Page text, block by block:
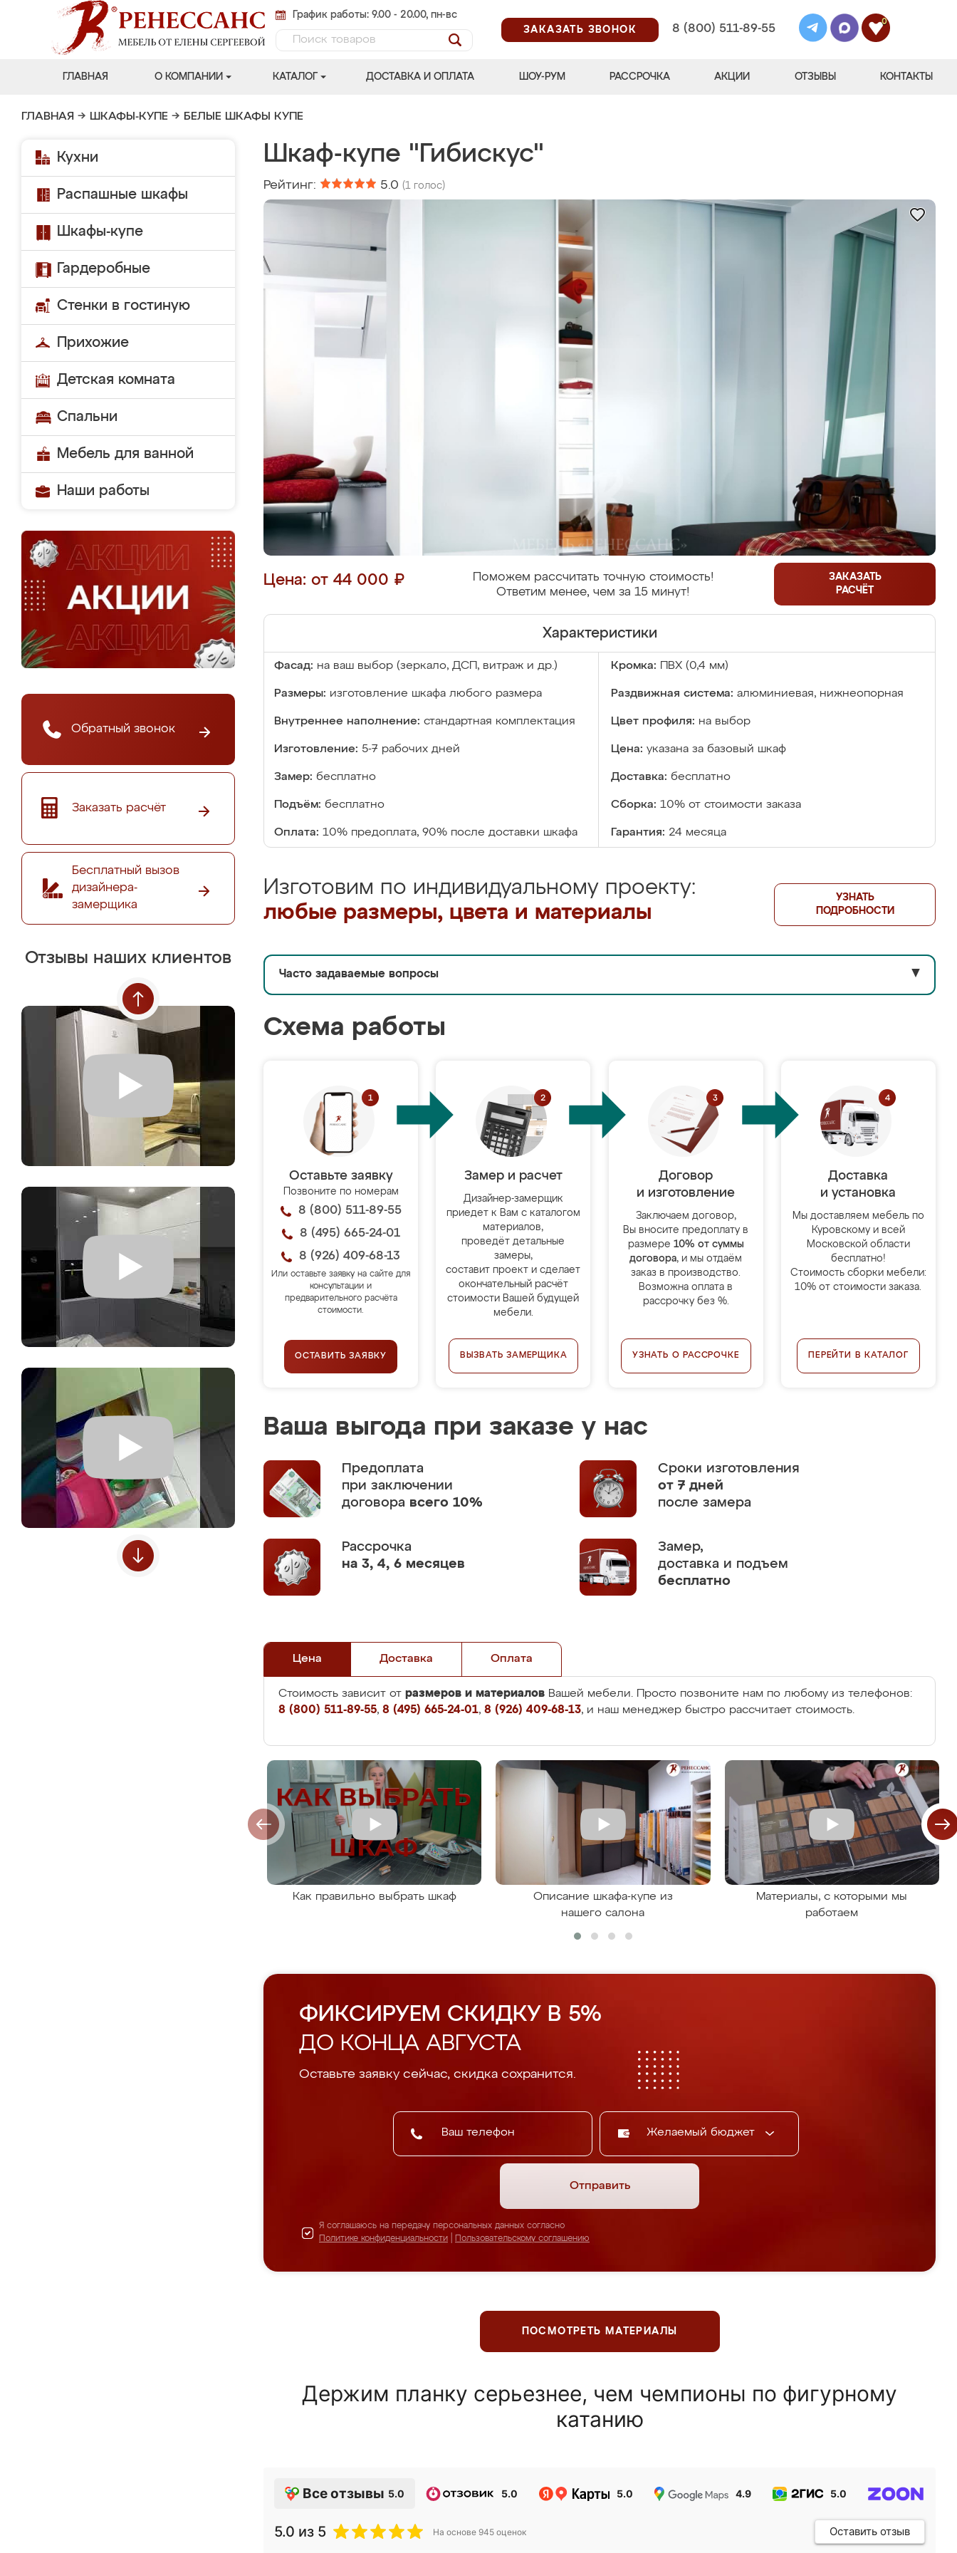
График работы: 9.00 - 20.00, пн-вс
ЗАКАЗАТЬ ЗВОНОК
8 (800) 511-89-55
0
ГЛАВНАЯ О КОМПАНИИ КАТАЛОГ ДОСТАВКА И ОПЛАТА ШОУ-РУМ РАССРОЧКА АКЦИИ ОТЗЫВЫ КОНТАКТЫ
ГЛАВНАЯ → ШКАФЫ-КУПЕ → БЕЛЫЕ ШКАФЫ КУПЕ
Кухни
Распашные шкафы
Шкафы-купе
Гардеробные
Стенки в гостиную
Прихожие
Детская комната
Спальни
Мебель для ванной
Наши работы
Обратный звонок
Заказать расчёт
Бесплатный вызов
дизайнера-
замерщика
Отзывы наших клиентов
Шкаф-купе "Гибискус"
Рейтинг: 5.0 (1 голос)
Цена: от 44 000 ₽
Поможем рассчитать точную стоимость!
Ответим менее, чем за 15 минут!
ЗАКАЗАТЬ
РАСЧЁТ
Характеристики
Фасад: на ваш выбор (зеркало, ДСП, витраж и др.) Кромка: ПВХ (0,4 мм)
Размеры: изготовление шкафа любого размера Раздвижная система: алюминиевая, нижнеопорная
Внутреннее наполнение: стандартная комплектация Цвет профиля: на выбор
Изготовление: 5-7 рабочих дней Цена: указана за базовый шкаф
Замер: бесплатно Доставка: бесплатно
Подъём: бесплатно Сборка: 10% от стоимости заказа
Оплата: 10% предоплата, 90% после доставки шкафа Гарантия: 24 месяца
Изготовим по индивидуальному проекту:
любые размеры, цвета и материалы
УЗНАТЬ
ПОДРОБНОСТИ
Часто задаваемые вопросы ▼
Схема работы
Оставьте заявку
Позвоните по номерам
8 (800) 511-89-55
8 (495) 665-24-01
8 (926) 409-68-13
Или оставьте заявку на сайте для
консультации и
предварительного расчёта
стоимости.
ОСТАВИТЬ ЗАЯВКУ
Замер и расчет
Дизайнер-замерщик
приедет к Вам с каталогом
материалов,
проведёт детальные
замеры,
составит проект и сделает
окончательный расчёт
стоимости Вашей будущей
мебели.
ВЫЗВАТЬ ЗАМЕРЩИКА
Договор
и изготовление
Заключаем договор,
Вы вносите предоплату в
размере 10% от суммы
договора, и мы отдаём
заказ в производство.
Возможна оплата в
рассрочку без %.
УЗНАТЬ О РАССРОЧКЕ
Доставка
и установка
Мы доставляем мебель по
Куровскому и всей
Московской области
бесплатно!
Стоимость сборки мебели:
10% от стоимости заказа.
ПЕРЕЙТИ В КАТАЛОГ
Ваша выгода при заказе у нас
Предоплата
при заключении
договора всего 10%
Сроки изготовления
от 7 дней
после замера
Рассрочка
на 3, 4, 6 месяцев
Замер,
доставка и подъем
бесплатно
Цена Доставка Оплата
Стоимость зависит от размеров и материалов Вашей мебели. Просто позвоните нам по любому из телефонов:
8 (800) 511-89-55, 8 (495) 665-24-01, 8 (926) 409-68-13, и наш менеджер быстро рассчитает стоимость.
Как правильно выбрать шкаф
Описание шкафа-купе из
нашего салона
Материалы, с которыми мы
работаем
ФИКСИРУЕМ СКИДКУ В 5%
ДО КОНЦА АВГУСТА
Оставьте заявку сейчас, скидка сохранится.
Желаемый бюджет
Отправить
Я соглашаюсь на передачу персональных данных согласно
Политике конфиденциальности
Пользовательскому соглашению
ПОСМОТРЕТЬ МАТЕРИАЛЫ
Держим планку серьезнее, чем чемпионы по фигурному
катанию
Все отзывы 5.0 5.0 5.0 4.9 5.0
5.0 из 5 На основе 945 оценок Оставить отзыв